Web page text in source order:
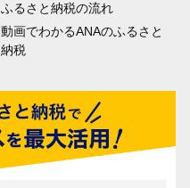
ふるさと納税の流れ
動画でわかるANAのふるさと
納税